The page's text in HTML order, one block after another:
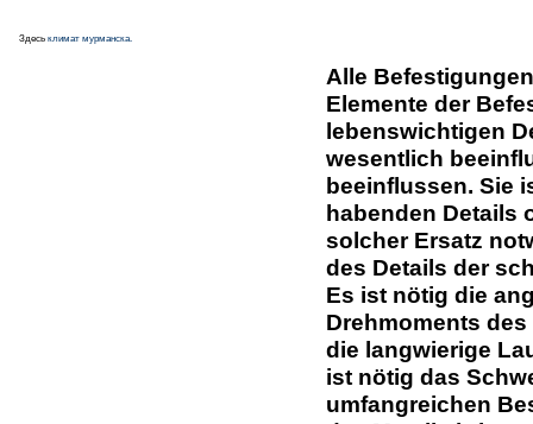
Здесь климат мурманска.
Alle
Elemente der
lebenswichtigen
wesentlich
beeinflussen. Sie
habenden Details
solcher Ersatz
des Details der
Es ist nötig die
Drehmoments
die langwierige
ist nötig das
umfangreichen